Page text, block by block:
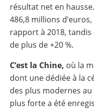
résultat net en
486,8 millions
rapport à 2018,
de plus de +20 %.
C’est la Chine, où la
dont une dédiée à la
des plus modernes
plus forte a été